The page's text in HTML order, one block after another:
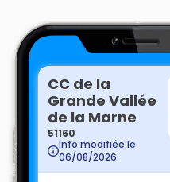
CC de la
Grande Vallée
de la Marne
51160
Info modifiée le
06/08/2026